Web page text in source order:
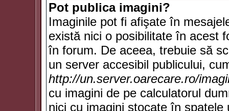
Pot publica imagini?
Imaginile pot fi afişate în
există nici o posibilitate în acest
în forum. De aceea, trebuie să
un server accesibil publicului,
http://un.server.oarecare.ro/
cu imagini de pe calculatorul
nici cu imagini stocate în